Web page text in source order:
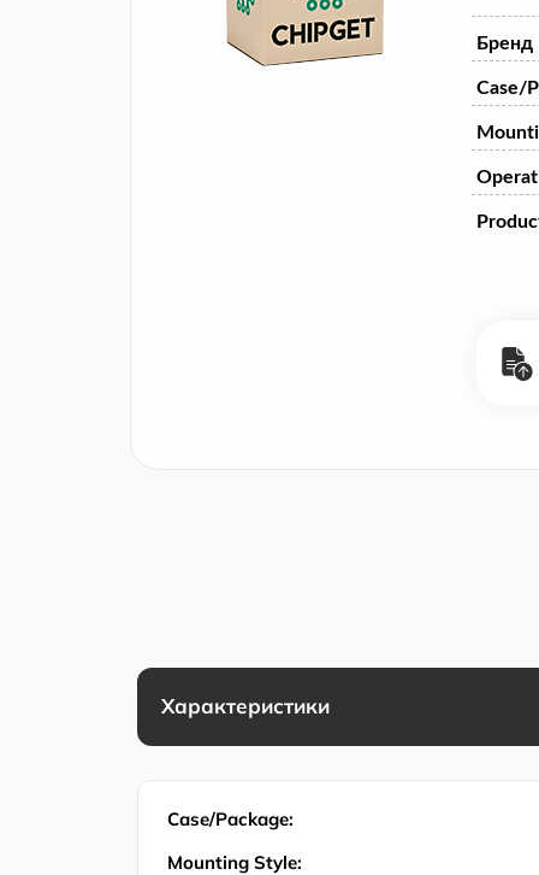
Бренд
Case/
Характеристики
Case/Package:
Mounting Style: